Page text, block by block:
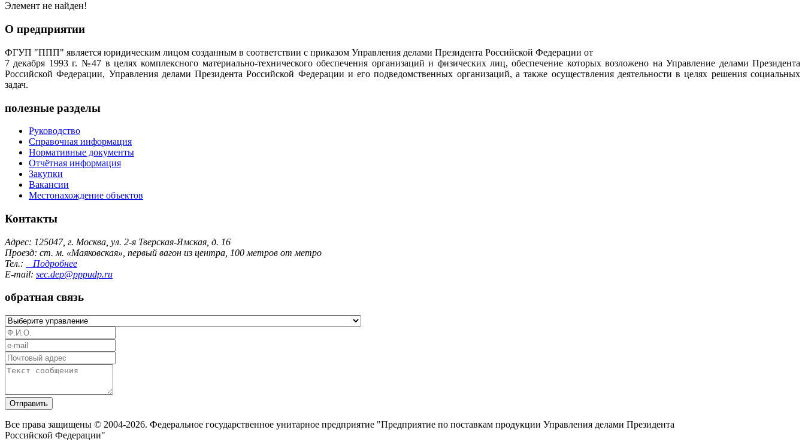
Элемент не найден!
О предприятии
ФГУП "ППП" является юридическим лицом созданным в соответствии с приказом Управления делами Президента Российской Федерации от
7 декабря 1993 г. №47 в целях комплексного материально-технического обеспечения организаций и физических лиц, обеспечение которых возложено на Управление делами Президента
Российской Федерации, Управления делами Президента Российской Федерации и его подведомственных организаций, а также осуществления деятельности в целях решения социальных
задач.
полезные разделы
Руководство
Справочная информация
Нормативные документы
Отчётная информация
Закупки
Вакансии
Местонахождение объектов
Контакты
Адрес: 125047, г. Москва, ул. 2-я Тверская-Ямская, д. 16
Проезд: ст. м. «Маяковская», первый вагон из центра, 100 метров от метро
Тел.:
Подробнее
E-mail: sec.dep@pppudp.ru
обратная связь
Отправить
Все права защищены © 2004-2026. Федеральное государственное унитарное предприятие "Предприятие по поставкам продукции Управления делами Президента
Российской Федерации"